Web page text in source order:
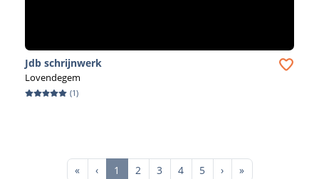
Jdb schrijnwerk
Lovendegem
(1)
«First‹Previous
1 2 3 4 5 ›Next
»Last